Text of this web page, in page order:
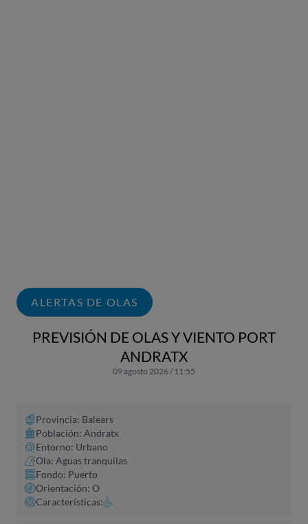
ALERTAS DE OLAS
PREVISIÓN DE OLAS Y VIENTO PORT
ANDRATX
09 agosto 2026 / 11:55
Provincia: Balears
Población: Andratx
Entorno: Urbano
Ola: Aguas tranquilas
Fondo: Puerto
Orientación: O
Características: